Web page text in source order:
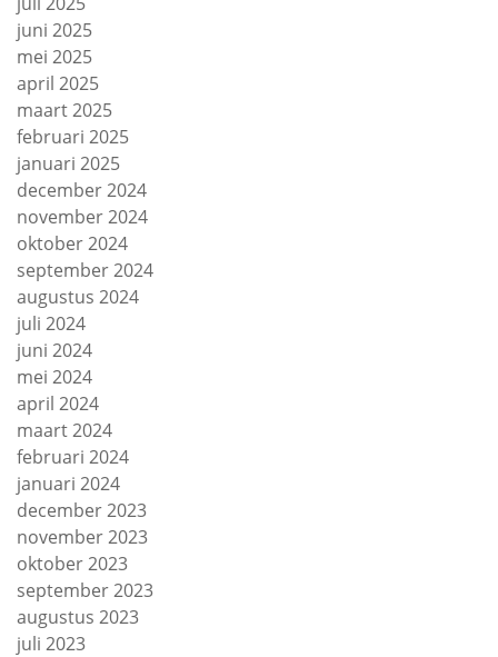
juni 2025
mei 2025
april 2025
maart 2025
februari 2025
januari 2025
december 2024
november 2024
oktober 2024
september 2024
augustus 2024
juli 2024
juni 2024
mei 2024
april 2024
maart 2024
februari 2024
januari 2024
december 2023
november 2023
oktober 2023
september 2023
augustus 2023
juli 2023